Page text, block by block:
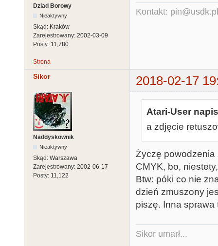
Dziad Borowy
Nieaktywny
Skąd: Kraków
Zarejestrowany: 2002-03-09
Posty: 11,780
Kontakt: pin@usdk.pl
Strona
Sikor 2018-02-17
Naddyskownik
Nieaktywny
Skąd: Warszawa
Zarejestrowany: 2002-06-17
Posty: 11,122
Atari-User
a zdjęcie
Życzę powodzenia
CMYK, bo,
Btw: póki co nie
dzień zmuszony
piszę. Inna sprawa
Sikor umarł...